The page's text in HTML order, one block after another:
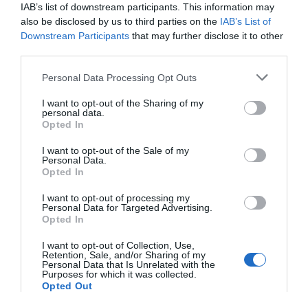
IAB’s list of downstream participants. This information may
also be disclosed by us to third parties on the IAB’s List of
Downstream Participants that may further disclose it to other
Personal Data Processing Opt Outs
I want to opt-out of the Sharing of my
personal data.
Opted In
I want to opt-out of the Sale of my
Personal Data.
Opted In
I want to opt-out of processing my
Personal Data for Targeted Advertising.
Opted In
I want to opt-out of Collection, Use,
Retention, Sale, and/or Sharing of my
Personal Data that Is Unrelated with the
Purposes for which it was collected.
Opted Out
Choucroute med fläsklägg, korv, rökt fläsk, potatis
samt senap. Och så surkål såklart. Choucroute är...
RECEPT